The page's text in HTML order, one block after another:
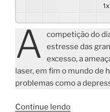
1x
A
competição do
estresse das
excesso, a
laser, em fim o mundo de
problemas como a
Continue lendo